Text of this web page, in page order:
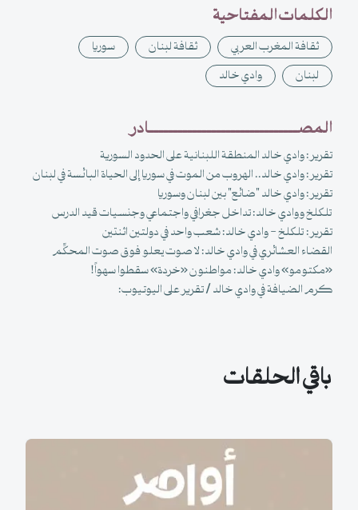
الكلمات المفتاحية
ثقافة المغرب العربي ثقافة لبنان
سوريا
لبنان
وادي خالد
المصـــــــــــــــــــــــــــــــادر
تقرير: وادي خالد المنطقة اللبنانية على الحدود السورية
تقرير: وادي خالد.. الهروب من الموت في سوريا إلى الحياة البائسة في لبنان
تقرير: وادي خالد "ضائع" بين لبنان وسوريا
تلكلخ ووادي خالد: تداخل جغرافي واجتماعي وجنسيات قيد الدرس
تقرير: تلكلخ - وادي خالد: شعب واحد في دولتين اثنتين
القضاء العشائري في وادي خالد: لا صوت يعلو فوق صوت المحكِّم
«مكتومو» وادي خالد: مواطنون «خردة» سقطوا سهواً!
كرم الضيافة في وادي خالد / تقرير على اليوتيوب:
باقي الحلقات